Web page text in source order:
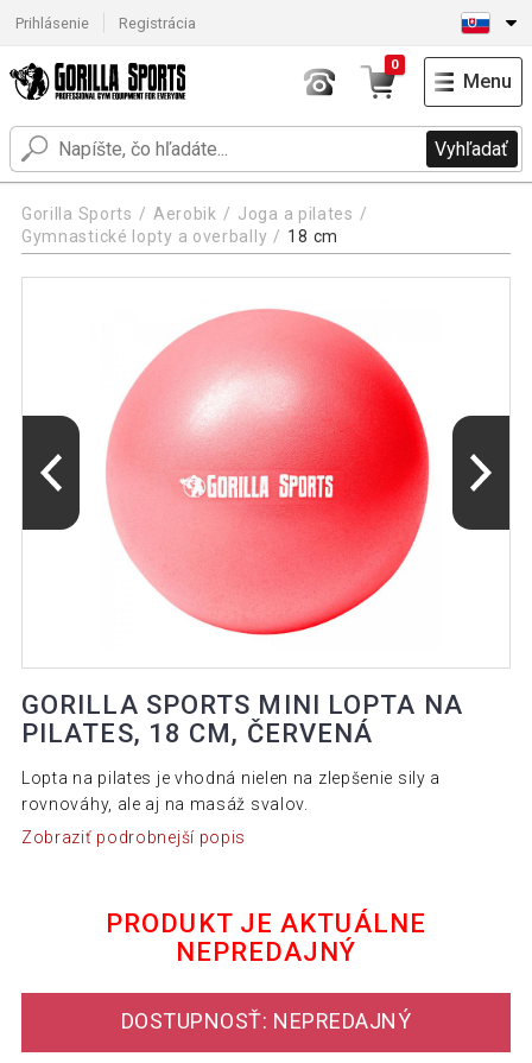
Prihlásenie Registrácia
Vyhľadať
0
Menu
Gorilla Sports Aerobik
Joga a pilates
Gymnastické lopty a overbally
18 cm
GORILLA SPORTS MINI LOPTA NA
PILATES, 18 CM, ČERVENÁ
Lopta na pilates je vhodná nielen na zlepšenie sily a
rovnováhy, ale aj na masáž svalov.
Zobraziť podrobnejší popis
PRODUKT JE AKTUÁLNE
NEPREDAJNÝ
DOSTUPNOSŤ: NEPREDAJNÝ